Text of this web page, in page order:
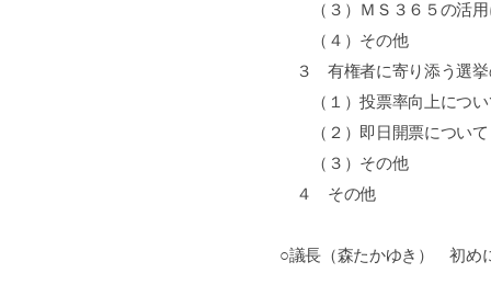
（３）ＭＳ３６５の活用
（４）その他
３ 有権者に寄り添う選挙
（１）投票率向上につい
（２）即日開票について
（３）その他
４ その他
○議長（森たかゆき） 初め